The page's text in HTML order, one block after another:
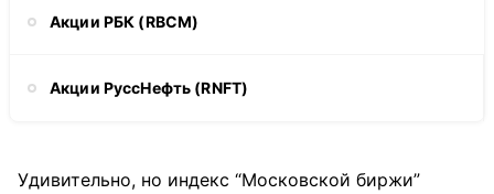
Акции РБК (RBCM)
Акции РуссНефть (RNFT)
Удивительно, но индекс “Московской биржи”